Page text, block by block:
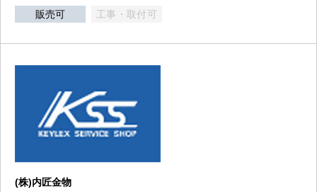
販売可 工事・取付可
(株)内匠金物